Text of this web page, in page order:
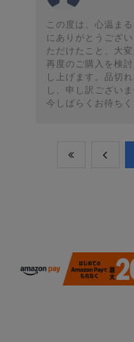
この度は、心温ま
にありがとうござ
ただけたこと、大
再度のご購入を検
し上げます。品切
し、申し訳ござい
今しばらくお待ちく